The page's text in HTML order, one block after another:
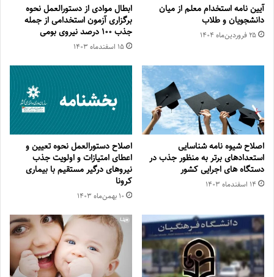
آیین نامه استخدام معلم از میان
دانشجویان و طلاب
۲۵ فروردین‌ماه ۱۴۰۴
ابطال موادی از دستورالعمل نحوه
برگزاری آزمون استخدامی از جمله
جذب ۱۰۰ درصد نیروی بومی
۱۵ اسفند‌ماه ۱۴۰۳
اصلاح شیوه نامه شناسایی
استعدادهای برتر به منظور جذب در
دستگاه های اجرایی کشور
۱۴ اسفند‌ماه ۱۴۰۳
اصلاح دستورالعمل نحوه تعیین و
اعطای امتیازات و اولویت جذب
نیروهای درگیر مستقیم با بیماری
کرونا
۱۰ بهمن‌ماه ۱۴۰۳